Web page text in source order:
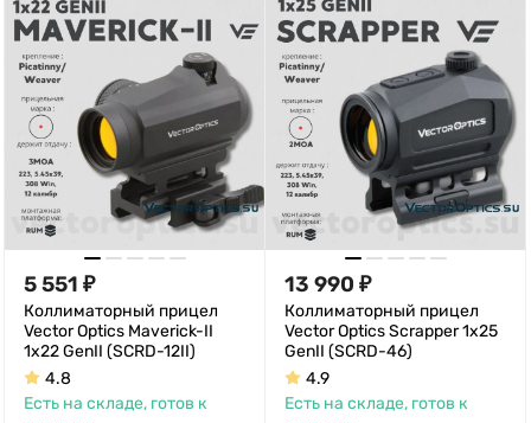
5 551 ₽
Коллиматорный прицел
Vector Optics Maverick-II
1x22 GenII (SCRD-12II)
4.8
Есть на складе, готов к
13 990 ₽
Коллиматорный прицел
Vector Optics Scrapper 1x25
GenII (SCRD-46)
4.9
Есть на складе, готов к